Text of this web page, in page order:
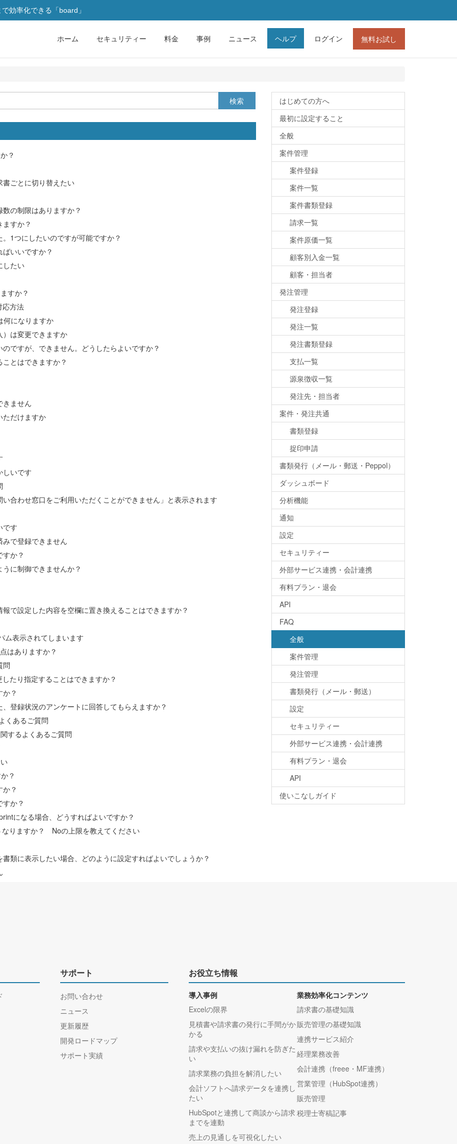
効率化できる「board」
ホーム セキュリティー 料金 事例 ニュース ヘルプ ログイン 無料お試し
検索
？
ごとに切り替えたい
の制限はありますか？
すか？
1つにしたいのですが可能ですか？
いいですか？
したい
すか？
応方法
何になりますか
は変更できますか
ですが、できません。どうしたらよいですか？
とはできますか？
きません
ただけますか
しいです
合わせ窓口をご利用いただくことができません」と表示されます
です
で登録できません
か？
に制御できませんか？
で設定した内容を空欄に置き換えることはできますか？
ム表示されてしまいます
はありますか？
問
たり指定することはできますか？
？
登録状況のアンケートに回答してもらえますか？
くあるご質問
するよくあるご質問
？
？
か？
になる場合、どうすればよいですか？
りますか？ Noの上限を教えてください
類に表示したい場合、どのように設定すればよいでしょうか？
はじめての方へ
最初に設定すること
全般
案件管理
案件登録
案件一覧
案件書類登録
請求一覧
案件原価一覧
顧客別入金一覧
顧客・担当者
発注管理
発注登録
発注一覧
発注書類登録
支払一覧
源泉徴収一覧
発注先・担当者
案件・発注共通
書類登録
捉印申請
書類発行（メール・郵送・Peppol）
ダッシュボード
分析機能
通知
設定
セキュリティー
外部サービス連携・会計連携
有料プラン・退会
API
FAQ
全般
案件管理
発注管理
書類発行（メール・郵送）
設定
セキュリティー
外部サービス連携・会計連携
有料プラン・退会
API
使いこなしガイド
サポート
お問い合わせ
ニュース
更新履歴
開発ロードマップ
サポート実績
お役立ち情報
導入事例
Excelの限界
見積書や請求書の発行に手間がか
かる
請求や支払いの抜け漏れを防ぎた
い
請求業務の負担を解消したい
会計ソフトへ請求データを連携し
たい
HubSpotと連携して商談から請求
までを連動
売上の見通しを可視化したい
業務効率化コンテンツ
請求書の基礎知識
販売管理の基礎知識
連携サービス紹介
経理業務改善
会計連携（freee・MF連携）
営業管理（HubSpot連携）
販売管理
税理士寄稿記事